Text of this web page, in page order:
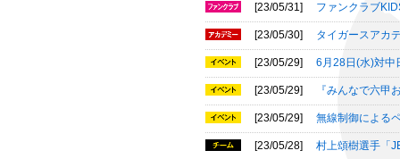
[23/05/31] ファンクラブ
[23/05/30] タイガースアカ
[23/05/29] 6月28日(水)対中
[23/05/29] 『みんなで六甲
[23/05/29] 無線制御による
[23/05/28] 村上頌樹選手「